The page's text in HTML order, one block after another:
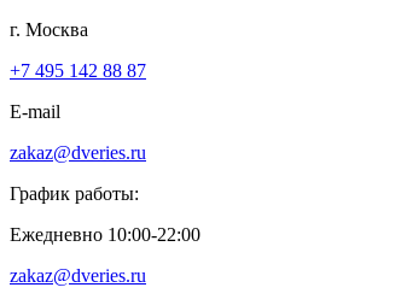
г. Москва
+7 495 142 88 87
E-mail
zakaz@dveries.ru
График работы:
Ежедневно 10:00-22:00
zakaz@dveries.ru